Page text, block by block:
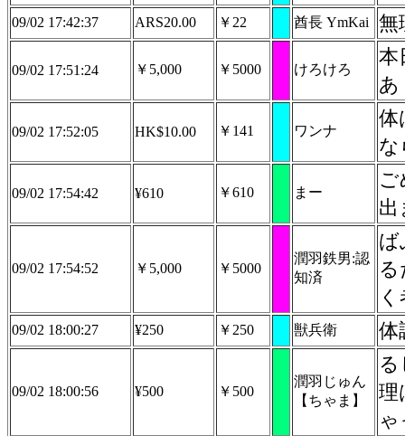
09/02 17:42:37 ARS20.00 ￥22 酋長 YmKai 無
09/02 17:51:24 ￥5,000 ￥5000 けろけろ
本
あ
09/02 17:52:05 HK$10.00 ￥141 ワンナ
体
な
09/02 17:54:42 ¥610 ￥610 まー
出
09/02 17:54:52 ￥5,000 ￥5000
潤羽鉄男:認
知済
ば
09/02 18:00:27 ¥250 ￥250 獣兵衛 体
09/02 18:00:56 ¥500 ￥500
潤羽じゅん
【ちゃま】
理